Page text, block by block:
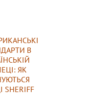
В
ЯК
SHERIFF